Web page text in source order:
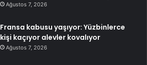
Ağustos 7, 2026
Fransa kabusu yaşıyor: Yüzbinlerce
kişi kaçıyor alevler kovalıyor
Ağustos 7, 2026